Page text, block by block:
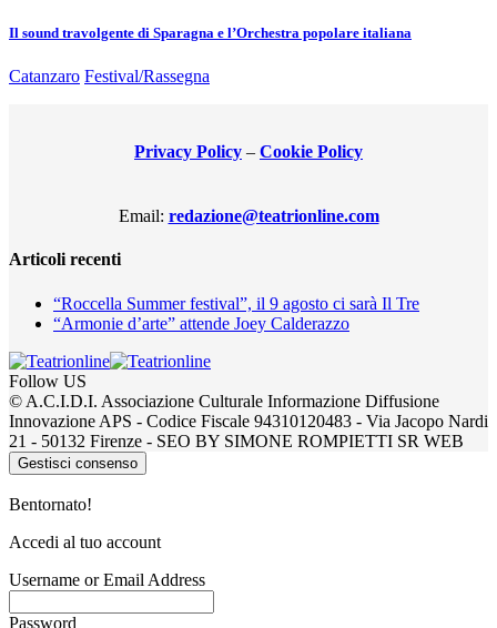
Il sound travolgente di Sparagna e l’Orchestra popolare italiana
Catanzaro Festival/Rassegna
Privacy Policy – Cookie Policy
Email: redazione@teatrionline.com
Articoli recenti
“Roccella Summer festival”, il 9 agosto ci sarà Il Tre
“Armonie d’arte” attende Joey Calderazzo
Follow US
© A.C.I.D.I. Associazione Culturale Informazione Diffusione
Innovazione APS - Codice Fiscale 94310120483 - Via Jacopo Nardi
21 - 50132 Firenze - SEO BY SIMONE ROMPIETTI SR WEB
Gestisci consenso
Bentornato!
Accedi al tuo account
Username or Email Address
Password